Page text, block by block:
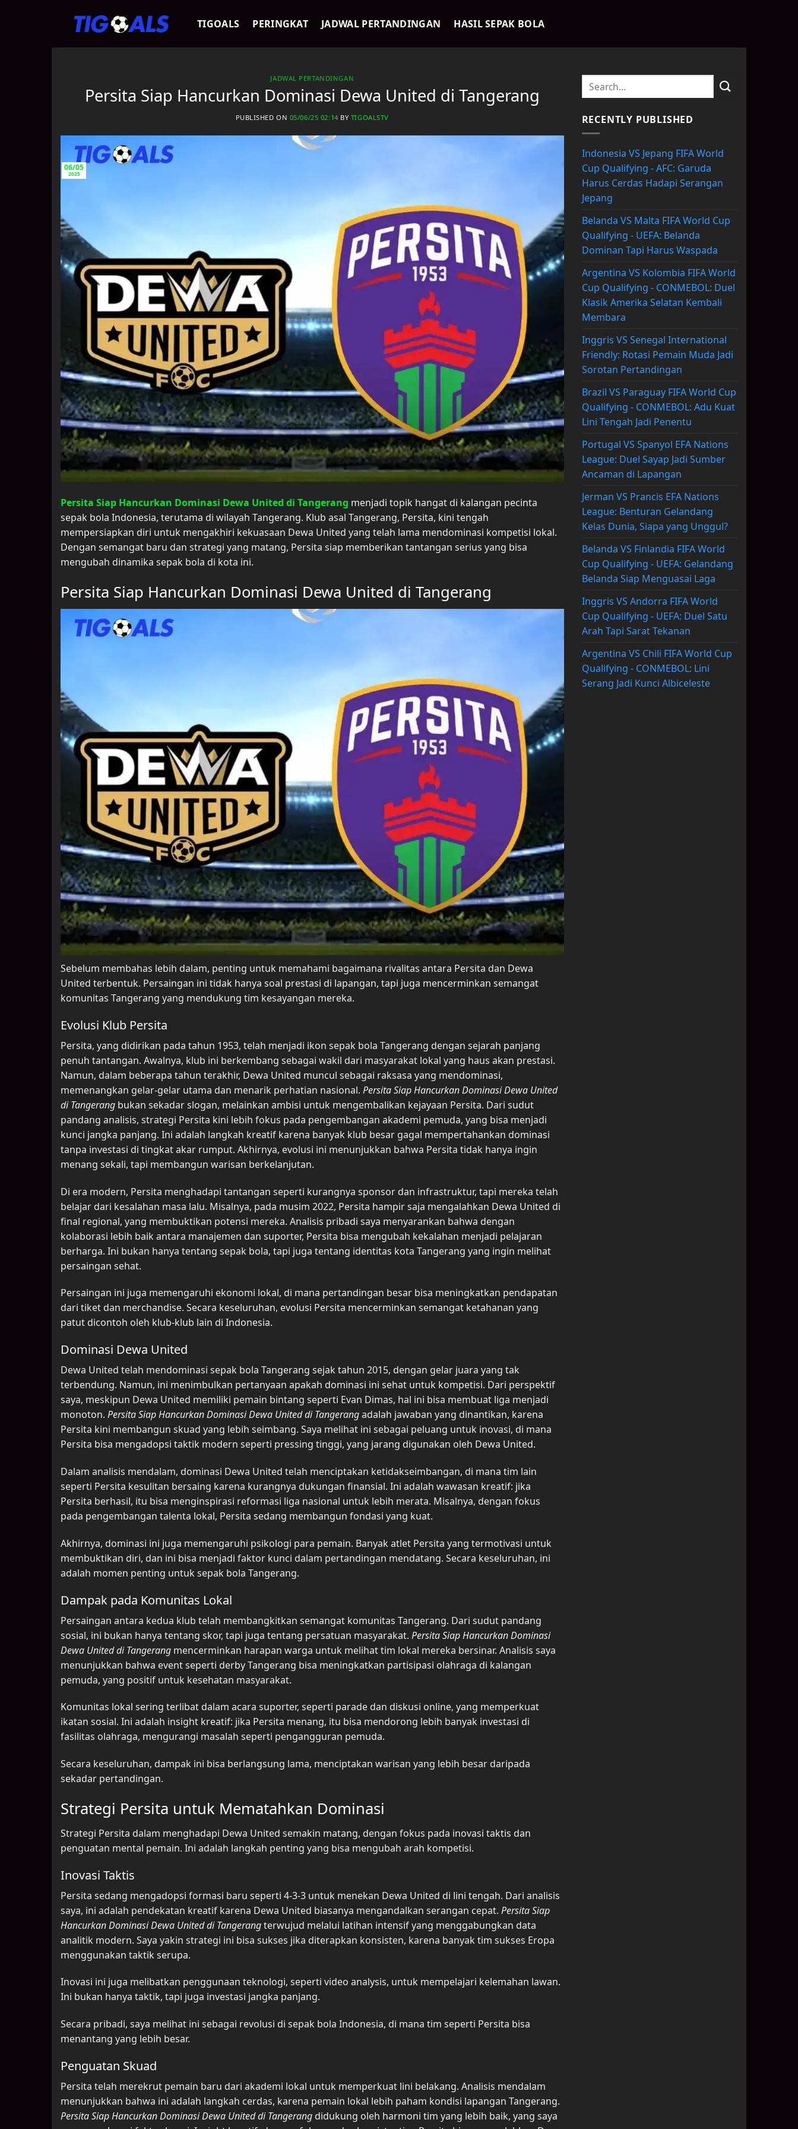
TIGOALS PERINGKAT JADWAL PERTANDINGAN HASIL SEPAK BOLA
JADWAL PERTANDINGAN
Persita Siap Hancurkan Dominasi Dewa United di Tangerang
PUBLISHED ON 05/06/25 02:14 BY TIGOALSTV
06/05
2025
Persita Siap Hancurkan Dominasi Dewa United di Tangerang menjadi topik hangat di kalangan pecinta
sepak bola Indonesia, terutama di wilayah Tangerang. Klub asal Tangerang, Persita, kini tengah
mempersiapkan diri untuk mengakhiri kekuasaan Dewa United yang telah lama mendominasi kompetisi lokal.
Dengan semangat baru dan strategi yang matang, Persita siap memberikan tantangan serius yang bisa
mengubah dinamika sepak bola di kota ini.
Persita Siap Hancurkan Dominasi Dewa United di Tangerang
Sebelum membahas lebih dalam, penting untuk memahami bagaimana rivalitas antara Persita dan Dewa
United terbentuk. Persaingan ini tidak hanya soal prestasi di lapangan, tapi juga mencerminkan semangat
komunitas Tangerang yang mendukung tim kesayangan mereka.
Evolusi Klub Persita
Persita, yang didirikan pada tahun 1953, telah menjadi ikon sepak bola Tangerang dengan sejarah panjang
penuh tantangan. Awalnya, klub ini berkembang sebagai wakil dari masyarakat lokal yang haus akan prestasi.
Namun, dalam beberapa tahun terakhir, Dewa United muncul sebagai raksasa yang mendominasi,
memenangkan gelar-gelar utama dan menarik perhatian nasional. Persita Siap Hancurkan Dominasi Dewa United
di Tangerang bukan sekadar slogan, melainkan ambisi untuk mengembalikan kejayaan Persita. Dari sudut
pandang analisis, strategi Persita kini lebih fokus pada pengembangan akademi pemuda, yang bisa menjadi
kunci jangka panjang. Ini adalah langkah kreatif karena banyak klub besar gagal mempertahankan dominasi
tanpa investasi di tingkat akar rumput. Akhirnya, evolusi ini menunjukkan bahwa Persita tidak hanya ingin
menang sekali, tapi membangun warisan berkelanjutan.
Di era modern, Persita menghadapi tantangan seperti kurangnya sponsor dan infrastruktur, tapi mereka telah
belajar dari kesalahan masa lalu. Misalnya, pada musim 2022, Persita hampir saja mengalahkan Dewa United di
final regional, yang membuktikan potensi mereka. Analisis pribadi saya menyarankan bahwa dengan
kolaborasi lebih baik antara manajemen dan suporter, Persita bisa mengubah kekalahan menjadi pelajaran
berharga. Ini bukan hanya tentang sepak bola, tapi juga tentang identitas kota Tangerang yang ingin melihat
persaingan sehat.
Persaingan ini juga memengaruhi ekonomi lokal, di mana pertandingan besar bisa meningkatkan pendapatan
dari tiket dan merchandise. Secara keseluruhan, evolusi Persita mencerminkan semangat ketahanan yang
patut dicontoh oleh klub-klub lain di Indonesia.
Dominasi Dewa United
Dewa United telah mendominasi sepak bola Tangerang sejak tahun 2015, dengan gelar juara yang tak
terbendung. Namun, ini menimbulkan pertanyaan apakah dominasi ini sehat untuk kompetisi. Dari perspektif
saya, meskipun Dewa United memiliki pemain bintang seperti Evan Dimas, hal ini bisa membuat liga menjadi
monoton. Persita Siap Hancurkan Dominasi Dewa United di Tangerangadalah jawaban yang dinantikan, karena
Persita kini membangun skuad yang lebih seimbang. Saya melihat ini sebagai peluang untuk inovasi, di mana
Persita bisa mengadopsi taktik modern seperti pressing tinggi, yang jarang digunakan oleh Dewa United.
Dalam analisis mendalam, dominasi Dewa United telah menciptakan ketidakseimbangan, di mana tim lain
seperti Persita kesulitan bersaing karena kurangnya dukungan finansial. Ini adalah wawasan kreatif: jika
Persita berhasil, itu bisa menginspirasi reformasi liga nasional untuk lebih merata. Misalnya, dengan fokus
pada pengembangan talenta lokal, Persita sedang membangun fondasi yang kuat.
Akhirnya, dominasi ini juga memengaruhi psikologi para pemain. Banyak atlet Persita yang termotivasi untuk
membuktikan diri, dan ini bisa menjadi faktor kunci dalam pertandingan mendatang. Secara keseluruhan, ini
adalah momen penting untuk sepak bola Tangerang.
Dampak pada Komunitas Lokal
Persaingan antara kedua klub telah membangkitkan semangat komunitas Tangerang. Dari sudut pandang
sosial, ini bukan hanya tentang skor, tapi juga tentang persatuan masyarakat. Persita Siap Hancurkan Dominasi
Dewa United di Tangerang mencerminkan harapan warga untuk melihat tim lokal mereka bersinar. Analisis saya
menunjukkan bahwa event seperti derby Tangerang bisa meningkatkan partisipasi olahraga di kalangan
pemuda, yang positif untuk kesehatan masyarakat.
Komunitas lokal sering terlibat dalam acara suporter, seperti parade dan diskusi online, yang memperkuat
ikatan sosial. Ini adalah insight kreatif: jika Persita menang, itu bisa mendorong lebih banyak investasi di
fasilitas olahraga, mengurangi masalah seperti pengangguran pemuda.
Secara keseluruhan, dampak ini bisa berlangsung lama, menciptakan warisan yang lebih besar daripada
sekadar pertandingan.
Strategi Persita untuk Mematahkan Dominasi
Strategi Persita dalam menghadapi Dewa United semakin matang, dengan fokus pada inovasi taktis dan
penguatan mental pemain. Ini adalah langkah penting yang bisa mengubah arah kompetisi.
Inovasi Taktis
Persita sedang mengadopsi formasi baru seperti 4-3-3 untuk menekan Dewa United di lini tengah. Dari analisis
saya, ini adalah pendekatan kreatif karena Dewa United biasanya mengandalkan serangan cepat. Persita Siap
Hancurkan Dominasi Dewa United di Tangerangterwujud melalui latihan intensif yang menggabungkan data
analitik modern. Saya yakin strategi ini bisa sukses jika diterapkan konsisten, karena banyak tim sukses Eropa
menggunakan taktik serupa.
Inovasi ini juga melibatkan penggunaan teknologi, seperti video analysis, untuk mempelajari kelemahan lawan.
Ini bukan hanya taktik, tapi juga investasi jangka panjang.
Secara pribadi, saya melihat ini sebagai revolusi di sepak bola Indonesia, di mana tim seperti Persita bisa
menantang yang lebih besar.
Penguatan Skuad
Persita telah merekrut pemain baru dari akademi lokal untuk memperkuat lini belakang. Analisis mendalam
menunjukkan bahwa ini adalah langkah cerdas, karena pemain lokal lebih paham kondisi lapangan Tangerang.
Persita Siap Hancurkan Dominasi Dewa United di Tangerang didukung oleh harmoni tim yang lebih baik, yang saya
RECENTLY PUBLISHED
Indonesia VS Jepang FIFA World
Cup Qualifying - AFC: Garuda
Harus Cerdas Hadapi Serangan
Jepang
Belanda VS Malta FIFA World Cup
Qualifying - UEFA: Belanda
Dominan Tapi Harus Waspada
Argentina VS Kolombia FIFA World
Cup Qualifying - CONMEBOL: Duel
Klasik Amerika Selatan Kembali
Membara
Inggris VS Senegal International
Friendly: Rotasi Pemain Muda Jadi
Sorotan Pertandingan
Brazil VS Paraguay FIFA World Cup
Qualifying - CONMEBOL: Adu Kuat
Lini Tengah Jadi Penentu
Portugal VS Spanyol EFA Nations
League: Duel Sayap Jadi Sumber
Ancaman di Lapangan
Jerman VS Prancis EFA Nations
League: Benturan Gelandang
Kelas Dunia, Siapa yang Unggul?
Belanda VS Finlandia FIFA World
Cup Qualifying - UEFA: Gelandang
Belanda Siap Menguasai Laga
Inggris VS Andorra FIFA World
Cup Qualifying - UEFA: Duel Satu
Arah Tapi Sarat Tekanan
Argentina VS Chili FIFA World Cup
Qualifying - CONMEBOL: Lini
Serang Jadi Kunci Albiceleste